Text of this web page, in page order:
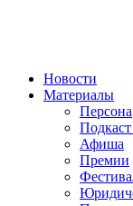
Новости
Материалы
Персона
Афиша
Премии